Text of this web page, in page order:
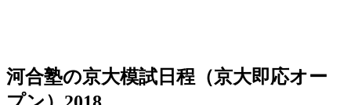
河合塾の京大模試日程（京大即応オー